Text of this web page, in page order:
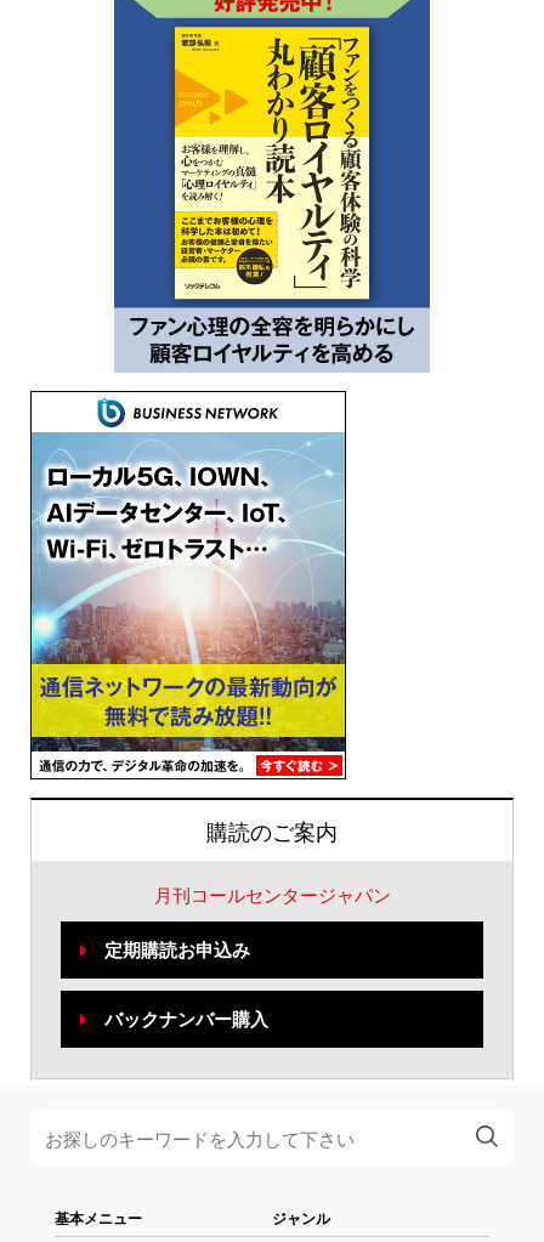
購読のご案内
月刊コールセンタージャパン
定期購読お申込み
バックナンバー購入
基本メニュー ジャンル